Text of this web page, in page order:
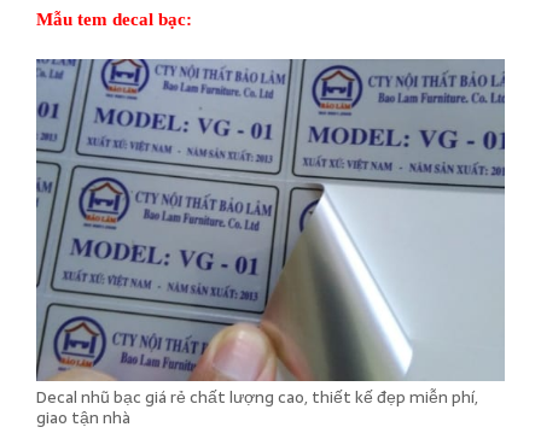
Mẫu tem decal bạc:
Decal nhũ bạc giá rẻ chất lượng cao, thiết kế đẹp miễn phí,
giao tận nhà